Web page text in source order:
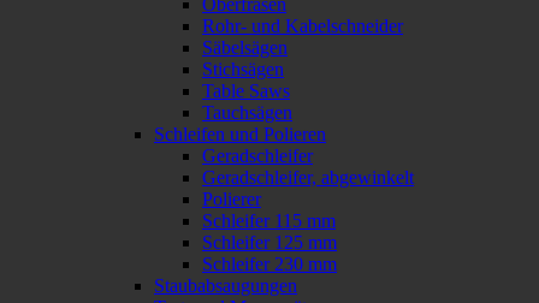
Rohr- und Kabelschneider
Säbelsägen
Stichsägen
Table Saws
Tauchsägen
Schleifen und Polieren
Geradschleifer
Geradschleifer, abgewinkelt
Polierer
Schleifer 115 mm
Schleifer 125 mm
Schleifer 230 mm
Staubabsaugungen